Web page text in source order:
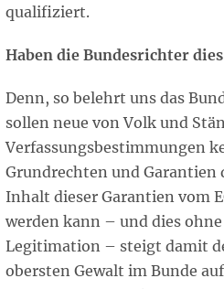
qualifiziert.
Haben die Bundesrichter
Denn, so belehrt uns das
sollen neue von Volk und
Verfassungsbestimmungen
Grundrechten und Garantien
Inhalt dieser Garantien vom
werden kann – und dies
Legitimation – steigt damit
obersten Gewalt im Bunde